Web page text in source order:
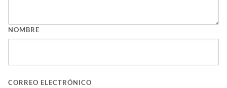
NOMBRE
CORREO ELECTRÓNICO